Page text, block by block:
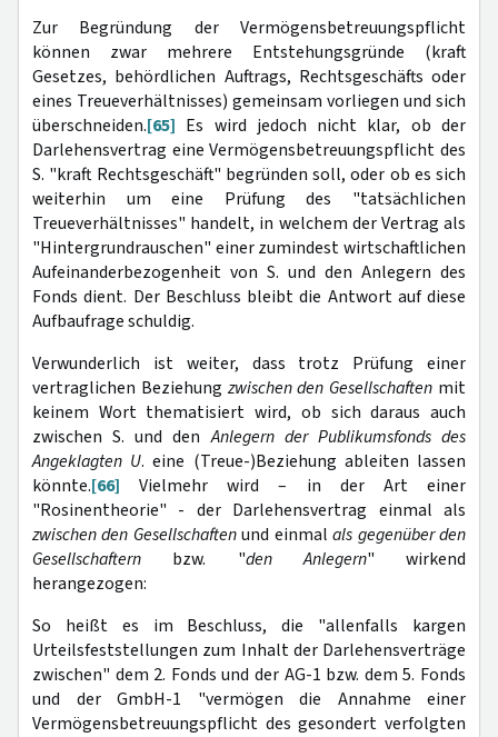
Zur Begründung der Vermögensbetreuungspflicht
können zwar mehrere Entstehungsgründe (kraft
Gesetzes, behördlichen Auftrags, Rechtsgeschäfts oder
eines Treueverhältnisses) gemeinsam vorliegen und sich
überschneiden.[65] Es wird jedoch nicht klar, ob der
Darlehensvertrag eine Vermögensbetreuungspflicht des
S. "kraft Rechtsgeschäft" begründen soll, oder ob es sich
weiterhin um eine Prüfung des "tatsächlichen
Treueverhältnisses" handelt, in welchem der Vertrag als
"Hintergrundrauschen" einer zumindest wirtschaftlichen
Aufeinanderbezogenheit von S. und den Anlegern des
Fonds dient. Der Beschluss bleibt die Antwort auf diese
Aufbaufrage schuldig.
Verwunderlich ist weiter, dass trotz Prüfung einer
vertraglichen Beziehung zwischen den Gesellschaften mit
keinem Wort thematisiert wird, ob sich daraus auch
zwischen S. und denAnlegern der Publikumsfonds des
Angeklagten U. eine (Treue-)Beziehung ableiten lassen
könnte.[66] Vielmehr wird – in der Art einer
"Rosinentheorie" - der Darlehensvertrag einmal als
zwischen den Gesellschaftenund einmalals gegenüber den
Gesellschaftern bzw. "den Anlegern" wirkend
herangezogen:
So heißt es im Beschluss, die "allenfalls kargen
Urteilsfeststellungen zum Inhalt der Darlehensverträge
zwischen" dem 2. Fonds und der AG-1 bzw. dem 5. Fonds
und der GmbH-1 "vermögen die Annahme einer
Vermögensbetreuungspflicht des gesondert verfolgten